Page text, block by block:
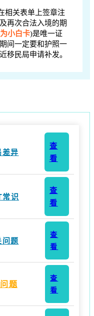
相关表单上签章注
再次合法入境的期
小白卡)是唯一证
间一定要和护照一
移民局申请补发。
异
查
看
识
查
看
题
查
看
题
查
看